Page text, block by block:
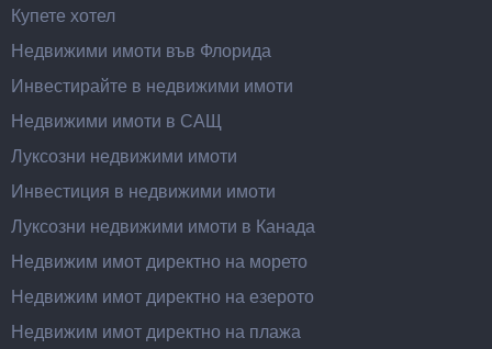
Купете хотел
Недвижими имоти във Флорида
Инвестирайте в недвижими имоти
Недвижими имоти в САЩ
Луксозни недвижими имоти
Инвестиция в недвижими имоти
Луксозни недвижими имоти в Канада
Недвижим имот директно на морето
Недвижим имот директно на езерото
Недвижим имот директно на плажа